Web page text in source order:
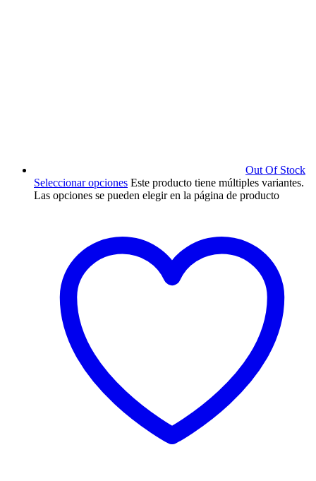
Out Of Stock
Seleccionar opciones Este producto tiene múltiples variantes.
Las opciones se pueden elegir en la página de producto